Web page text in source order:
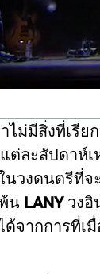
ไม่มีสิ่งที่เรีย
ต่ละสัปดาห์
นวงดนตรีที่
น LANYวงอิ
ด้จากการที่เ